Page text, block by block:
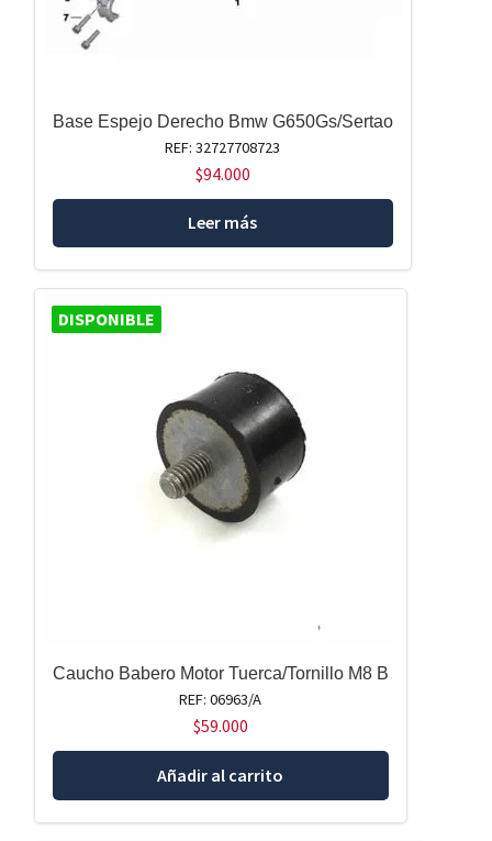
Base Espejo Derecho Bmw G650Gs/Sertao
REF: 32727708723
$94.000
Leer más
DISPONIBLE
Caucho Babero Motor Tuerca/Tornillo M8 B
REF: 06963/A
$59.000
Añadir al carrito